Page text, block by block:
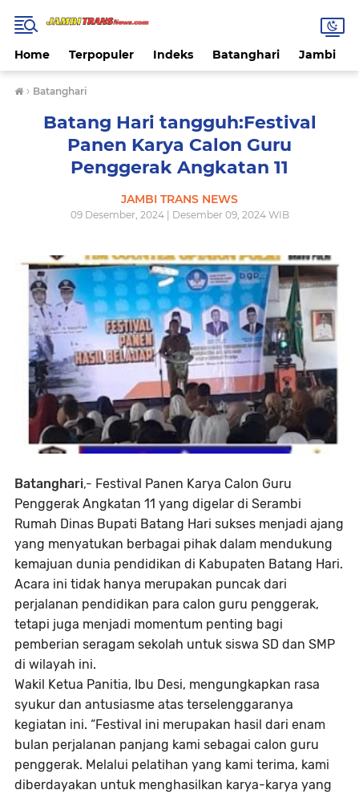
Home Terpopuler Indeks Batanghari Jambi
› Batanghari
Batang Hari tangguh:Festival
Panen Karya Calon Guru
Penggerak Angkatan 11
JAMBI TRANS NEWS
09 Desember, 2024 | Desember 09, 2024 WIB
Batanghari,- Festival Panen Karya Calon Guru
Penggerak Angkatan 11 yang digelar di Serambi
Rumah Dinas Bupati Batang Hari sukses menjadi ajang
yang menyatukan berbagai pihak dalam mendukung
kemajuan dunia pendidikan di Kabupaten Batang Hari.
Acara ini tidak hanya merupakan puncak dari
perjalanan pendidikan para calon guru penggerak,
tetapi juga menjadi momentum penting bagi
pemberian seragam sekolah untuk siswa SD dan SMP
di wilayah ini.
Wakil Ketua Panitia, Ibu Desi, mengungkapkan rasa
syukur dan antusiasme atas terselenggaranya
kegiatan ini. “Festival ini merupakan hasil dari enam
bulan perjalanan panjang kami sebagai calon guru
penggerak. Melalui pelatihan yang kami terima, kami
diberdayakan untuk menghasilkan karya-karya yang